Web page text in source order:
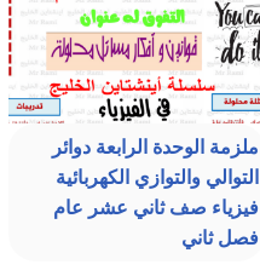
ملزمة الوحدة الرابعة دوائر
التوالي والتوازي الكهربائية
فيزياء صف ثاني عشر عام
فصل ثاني